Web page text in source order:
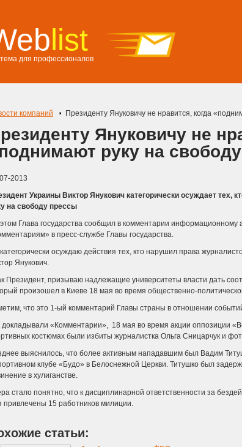
list
для профессионалов
компаний Президенту Януковичу не нравится, когда
Януковичу не
руку на
2013
Украины Виктор Янукович категорически осуждает тех,
на свободу прессы
Глава государства сообщил в комментарии информационному
в пресс-службе Главы государства.
осуждаю действия тех, кто нарушил права
Янукович.
Президент, призываю надлежащие университеты власти дать
произошел в Киеве 18 мая во время общественно-
что это 1-ый комментарий Главы страны в отношении
докладывали «Комментарии», 18 мая во время акции оппозиции
костюмах были избиты журналистка Ольга Сницарчук и
выяснилось, что более активным нападавшим был Вадим
клубе «Будо» в Белоснежной Церкви. Титушко был
в хулиганстве.
стало понятно, что к дисциплинарной ответственности за
привлечены 15 работников милиции.
статьи: